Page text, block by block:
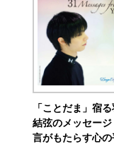
「ことだま」宿
結弦のメッセー
言がもたらす心